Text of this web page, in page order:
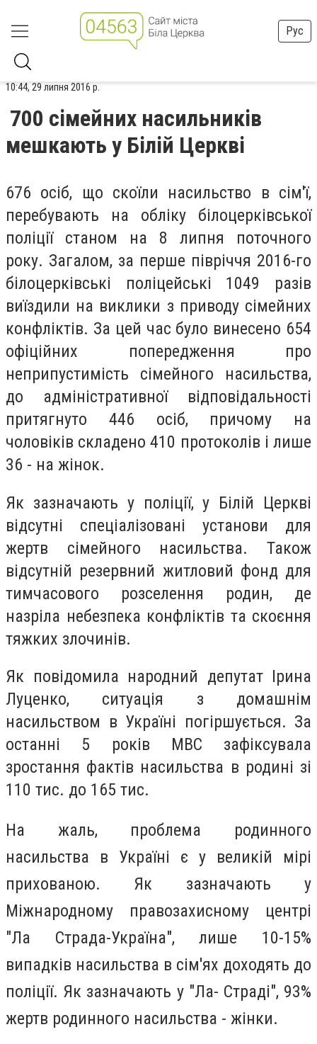
Рус
10:44, 29 липня 2016 р.
700 сімейних насильників
мешкають у Білій Церкві
676 осіб, що скоїли насильство в сім'ї,
перебувають на обліку білоцерківської
поліції станом на 8 липня поточного
року. Загалом, за перше півріччя 2016-го
білоцерківські поліцейські 1049 разів
виїздили на виклики з приводу сімейних
конфліктів. За цей час було винесено 654
офіційних попередження про
неприпустимість сімейного насильства,
до адміністративної відповідальності
притягнуто 446 осіб, причому на
чоловіків складено 410 протоколів і лише
36 - на жінок.
Як зазначають у поліції, у Білій Церкві
відсутні спеціалізовані установи для
жертв сімейного насильства. Також
відсутній резервний житловий фонд для
тимчасового розселення родин, де
назріла небезпека конфліктів та скоєння
тяжких злочинів.
Як повідомила народний депутат Ірина
Луценко, ситуація з домашнім
насильством в Україні погіршується. За
останні 5 років МВС зафіксувала
зростання фактів насильства в родині зі
110 тис. до 165 тис.
На жаль, проблема родинного
насильства в Україні є у великій мірі
прихованою. Як зазначають у
Міжнародному правозахисному центрі
"Ла Страда-Україна", лише 10-15%
випадків насильства в сім'ях доходять до
поліції. Як зазначають у "Ла- Страді", 93%
жертв родинного насильства - жінки.